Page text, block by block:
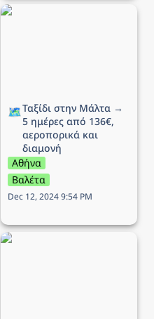
Ταξίδι στην Μάλτα → 5
🗺️Ταξίδι στην Μάλτα →
5 ημέρες από 136€,
αεροπορικά και
διαμονή
Αθήνα
Βαλέτα
Dec 12, 2024 9:54 PM
Ταξίδι στην Νάπολη